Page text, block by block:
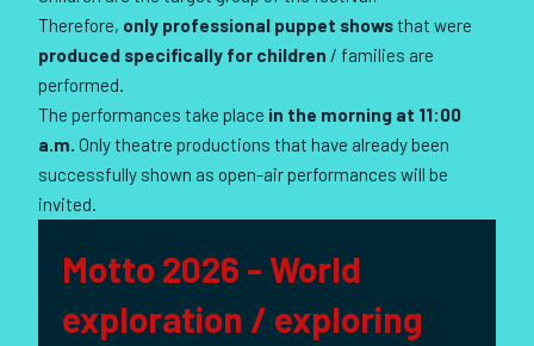
Therefore, only professional puppet showsthat were
produced specifically for children / families are
performed.
The performances take place in the morning at 11:00
a.m. Only theatre productions that have already been
successfully shown as open-air performances will be
invited.
Motto 2026 - World
exploration / exploring